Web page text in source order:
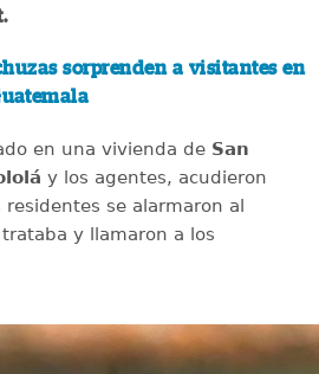
sorprenden a visitantes en
en una vivienda deSan
y los agentes, acudieron
se alarmaron al
y llamaron a los